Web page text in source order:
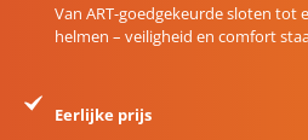
Van ART-goedgekeurde sloten tot
helmen – veiligheid en comfort
Eerlijke prijs